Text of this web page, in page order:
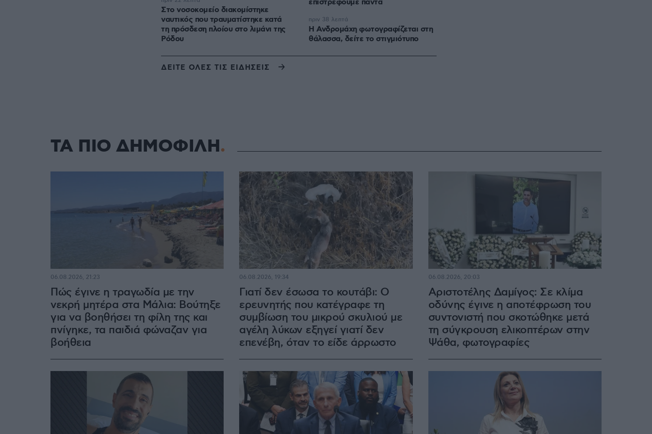
Στο νοσοκομείο διακομίστηκε
ναυτικός που τραυματίστηκε κατά
τη πρόσδεση πλοίου στο λιμάνι της
Ρόδου
επιστρέφουμε πάντα
Η Ανδρομάχη φωτογραφίζεται στη
θάλασσα, δείτε το στιγμιότυπο
πριν 38 λεπτά
ΔΕΙΤΕ ΟΛΕΣ ΤΙΣ ΕΙΔΗΣΕΙΣ
ΤΑ ΠΙΟ ΔΗΜΟΦΙΛΗ
Πώς έγινε η τραγωδία με την
νεκρή μητέρα στα Μάλια: Βούτηξε
για να βοηθήσει τη φίλη της και
πνίγηκε, τα παιδιά φώναζαν για
βοήθεια
06.08.2026, 21:23
Γιατί δεν έσωσα το κουτάβι: Ο
ερευνητής που κατέγραφε τη
συμβίωση του μικρού σκυλιού με
αγέλη λύκων εξηγεί γιατί δεν
επενέβη, όταν το είδε άρρωστο
06.08.2026, 19:34
Αριστοτέλης Δαμίγος: Σε κλίμα
οδύνης έγινε η αποτέφρωση του
συντονιστή που σκοτώθηκε μετά
τη σύγκρουση ελικοπτέρων στην
Ψάθα, φωτογραφίες
06.08.2026, 20:03